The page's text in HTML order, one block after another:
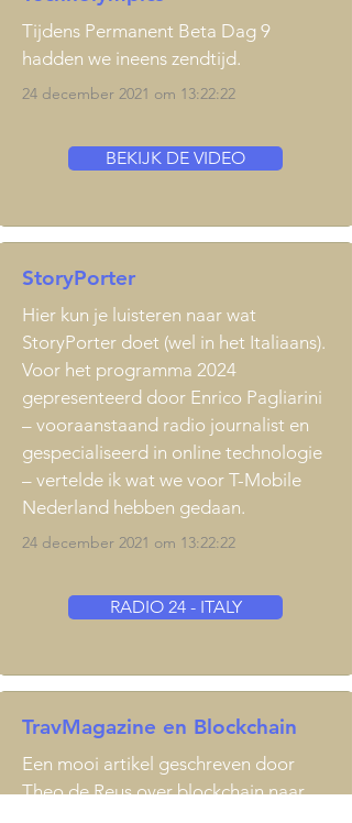
Tijdens Permanent Beta Dag 9
hadden we ineens zendtijd.
24 december 2021 om 13:22:22
BEKIJK DE VIDEO
StoryPorter
Hier kun je luisteren naar wat
StoryPorter doet (wel in het Italiaans).
Voor het programma 2024
gepresenteerd door Enrico Pagliarini
– vooraanstaand radio journalist en
gespecialiseerd in online technologie
– vertelde ik wat we voor T-Mobile
Nederland hebben gedaan.
24 december 2021 om 13:22:22
RADIO 24 - ITALY
TravMagazine en Blockchain
Een mooi artikel geschreven door
Theo de Reus over blockchain naar